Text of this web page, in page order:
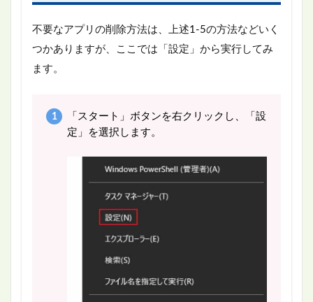
不要なアプリの削除方法は、上述1-5の方法などいく
つかありますが、ここでは「設定」から実行してみ
ます。
「スタート」ボタンを右クリックし、「設
定」を選択します。